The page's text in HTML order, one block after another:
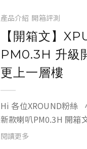
產品介紹 開箱評測
【開箱文】
PM0.3H 升級
更上一層樓
Hi 各位XROUND粉絲 小編要跟大家分享FOSTEX
新款喇叭PM0.3H 開箱文 與XPUMP搭配的效
得文 這邊先介紹FOSTEX PM0.3H PM0.3H 是知名
閱讀更多